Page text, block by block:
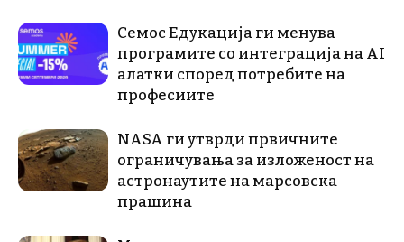
Семос Едукација ги менува
програмите со интеграција на AI
алатки според потребите на
професиите
NASA ги утврди првичните
ограничувања за изложеност на
астронаутите на марсовска
прашина